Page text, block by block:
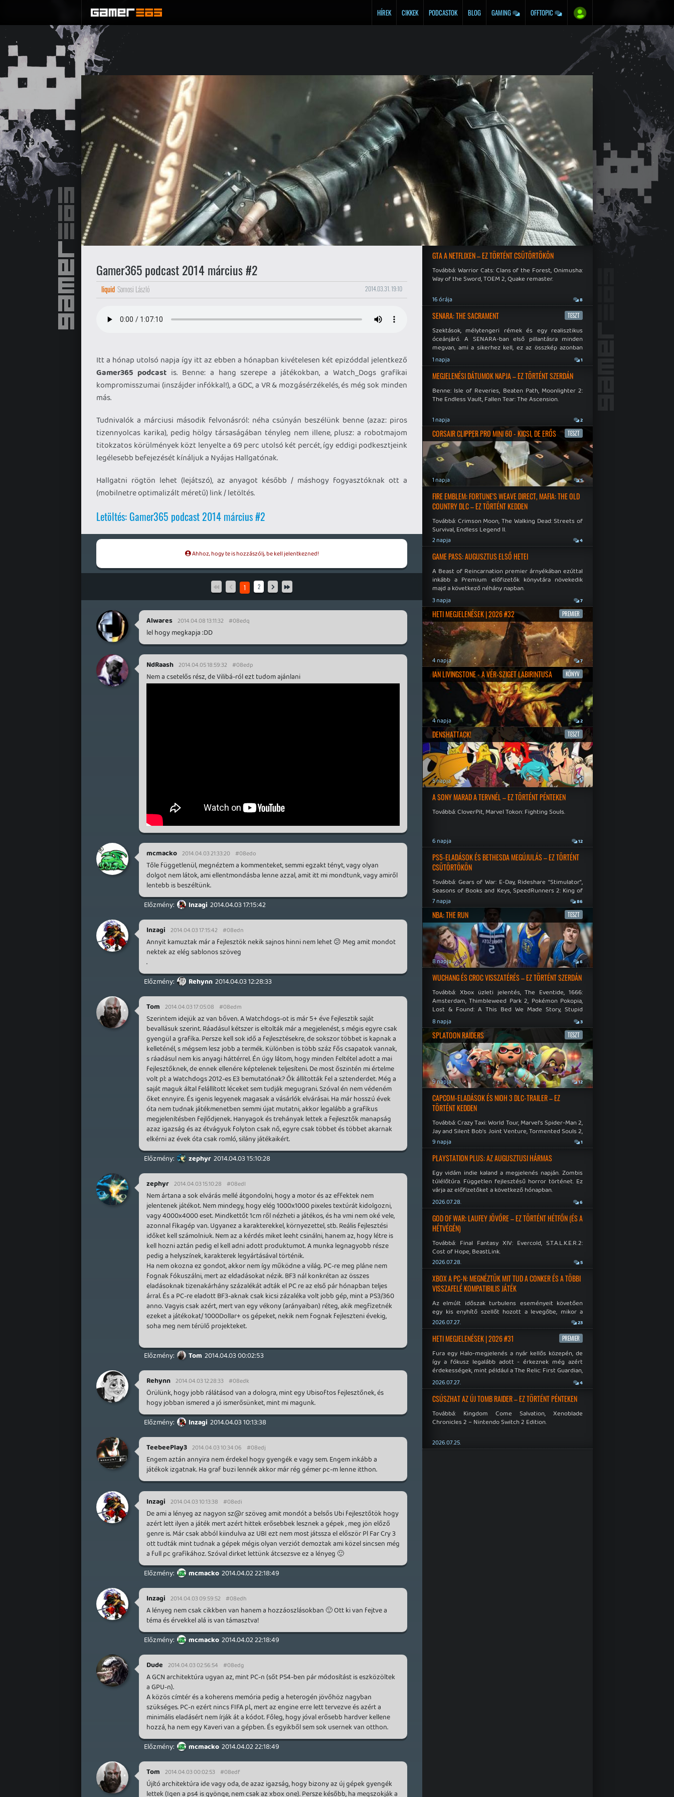
HÍREK CIKKEK PODCASTOK BLOG GAMING OFFTOPIC
Gamer365 podcast 2014 március #2
liquid Somosi László 2014.03.31. 19:10
Itt a hónap utolsó napja így itt az ebben a hónapban kivételesen két epizóddal jelentkező
Gamer365 podcastis. Benne: a hang szerepe a játékokban, a Watch_Dogs grafikai
kompromisszumai (inszájder infókkal!), a GDC, a VR & mozgásérzékelés, és még sok minden
más.
Tudnivalók a márciusi második felvonásról: néha csúnyán beszélünk benne (azaz: piros
tizennyolcas karika), pedig hölgy társaságában tényleg nem illene, plusz: a robotmajom
titokzatos körülmények közt lenyelte a 69 perc utolsó két percét, így eddigi podkesztjeink
legélesebb befejezését kínáljuk a Nyájas Hallgatónak.
Hallgatni rögtön lehet (lejátszó), az anyagot később / máshogy fogyasztóknak ott a
(mobilnetre optimalizált méretű) link / letöltés.
Letöltés: Gamer365 podcast 2014 március #2
Ahhoz, hogy te is hozzászólj, be kell jelentkezned!
1 2
Alwares 2014.04.08 13:11:32 #08edq
lel hogy megkapja :DD
NdRaash 2014.04.05 18:59:32 #08edp
Nem a csetelős rész, de Vilibá-ról ezt tudom ajánlani
mcmacko 2014.04.03 21:33:20 #08edo
Tőle függetlenül, megnéztem a kommenteket, semmi egzakt tényt, vagy olyan
dolgot nem látok, ami ellentmondásba lenne azzal, amit itt mi mondtunk, vagy amiről
lentebb is beszéltünk.
Inzagi 2014.04.03 17:15:42
Inzagi 2014.04.03 17:15:42 #08edn
Annyit kamuztak már a fejlesztök nekik sajnos hinni nem lehet 😕 Meg amit mondot
nektek az elég sablonos szöveg
.
Rehynn 2014.04.03 12:28:33
Tom 2014.04.03 17:05:08 #08edm
Szerintem idejük az van bőven. A Watchdogs-ot is már 5+ éve fejlesztik saját
bevallásuk szerint. Ráadásul kétszer is eltolták már a megjelenést, s mégis egyre csak
gyengül a grafika. Persze kell sok idő a fejlesztésekre, de sokszor többet is kapnak a
kelleténél, s mégsem lesz jobb a termék. Különben is több száz fős csapatok vannak,
s ráadásul nem kis anyagi háttérrel. Én úgy látom, hogy minden feltétel adott a mai
fejlesztőknek, de ennek ellenére képtelenek teljesíteni. De most őszintén mi értelme
volt pl: a Watchdogs 2012-es E3 bemutatónak? Ők állították fel a sztenderdet. Még a
saját maguk által felállított léceket sem tudják megugrani. Szóval én nem védeném
őket ennyire. És igenis legyenek magasak a vásárlók elvárásai. Ha már hosszú évek
óta nem tudnak játékmenetben semmi újat mutatni, akkor legalább a grafikus
megjelenítésben fejlődjenek. Hanyagok és trehányak lettek a fejlesztők manapság
azaz igazság és az étvágyuk folyton csak nő, egyre csak többet és többet akarnak
elkérni az évek óta csak romló, silány játékaikért.
zephyr 2014.04.03 15:10:28
zephyr 2014.04.03 15:10:28 #08edl
Nem ártana a sok elvárás mellé átgondolni, hogy a motor és az effektek nem
jelentenek játékot. Nem mindegy, hogy elég 1000x1000 pixeles textúrát kidolgozni,
vagy 4000x4000 eset. Mindkettőt 1cm ről nézheti a játékos, és ha vmi nem oké vele,
azonnal fikagép van. Ugyanez a karakterekkel, környezettel, stb. Reális fejlesztési
időket kell számolniuk. Nem az a kérdés miket leeht csinálni, hanem az, hogy létre is
kell hozni aztán pedig el kell adni adott produktumot. A munka legnagyobb része
pedig a helyszínek, karakterek legyártásával történik.
Ha nem okozna ez gondot, akkor nem így működne a világ. PC-re meg pláne nem
fognak fókuszálni, mert az eldadásokat nézik. BF3 nál konkrétan az összes
eladásoknak tizenakárhány százalékát adták el PC re az első pár hónapban teljes
árral. És a PC-re eladott BF3-aknak csak kicsi zázaléka volt jobb gép, mint a PS3/360
anno. Vagyis csak azért, mert van egy vékony (arányaiban) réteg, akik megfizetnék
ezeket a játékokat/ 1000Dollar+ os gépeket, nekik nem fognak fejleszteni évekig,
soha meg nem térülő projekteket.
Tom 2014.04.03 00:02:53
Rehynn 2014.04.03 12:28:33 #08edk
Örülünk, hogy jobb rálátásod van a dologra, mint egy Ubisoftos fejlesztőnek, és
hogy jobban ismered a jó ismerősünket, mint mi magunk.
Inzagi 2014.04.03 10:13:38
TeebeePlay3 2014.04.03 10:34:06 #08edj
Engem aztán annyira nem érdekel hogy gyengék e vagy sem. Engem inkább a
játékok izgatnak. Ha graf buzi lennék akkor már rég gémer pc-m lenne itthon.
Inzagi 2014.04.03 10:13:38 #08edi
De ami a lényeg az nagyon sz@r szöveg amit mondót a belsős Ubi fejlesztőtök hogy
azért lett ilyen a játék mert azért hittek erősebbek lesznek a gépek , meg jön előző
genre is. Már csak abból kiindulva az UBI ezt nem most játssza el először Pl Far Cry 3
ott tudták mint tudnak a gépek mégis olyan verziót demoztak ami közel sincsen még
a full pc grafikához. Szóval dirket lettünk átcsezsve ez a lényeg 🙂
mcmacko 2014.04.02 22:18:49
Inzagi 2014.04.03 09:59:52 #08edh
A lényeg nem csak cikkben van hanem a hozzáoszlásokban 🙂 Ott ki van fejtve a
téma és érvekkel alá is van támasztva!
mcmacko 2014.04.02 22:18:49
Dude 2014.04.03 02:56:54 #08edg
A GCN architektúra ugyan az, mint PC-n (sőt PS4-ben pár módosítást is eszközöltek
a GPU-n).
A közös címtér és a koherens memória pedig a heterogén jövőhöz nagyban
szükséges. PC-n ezért nincs FIFA pl., mert az engine erre lett tervezve és azért a
minimális eladásért nem írják át a kódot. Főleg, hogy jóval erősebb hardver kellene
hozzá, ha nem egy Kaveri van a gépben. És egyikből sem sok usernek van otthon.
mcmacko 2014.04.02 22:18:49
Tom 2014.04.03 00:02:53 #08edf
Újító architektúra ide vagy oda, de azaz igazság, hogy bizony az új gépek gyengék
lettek (Igen a ps4 is gyönge, nem csak az xbox one). Persze később, ha megszokják a
GTA A NETFLIXEN – EZ TÖRTÉNT CSÜTÖRTÖKÖN
Továbbá: Warrior Cats: Clans of the Forest, Onimusha:
Way of the Sword, TOEM 2, Quake remaster.
16 órája 8
SENARA: THE SACRAMENT TESZT
Szektások, mélytengeri rémek és egy realisztikus
óceánjáró. A SENARA-ban első pillantásra minden
megvan, ami a sikerhez kell, ez az összkép azonban
becsapós.
1 napja 1
MEGJELENÉSI DÁTUMOK NAPJA – EZ TÖRTÉNT SZERDÁN
Benne: Isle of Reveries, Beaten Path, Moonlighter 2:
The Endless Vault, Fallen Tear: The Ascension.
1 napja 2
CORSAIR CLIPPER PRO MINI 60 - KICSI, DE ERŐS TESZT
1 napja 5
FIRE EMBLEM: FORTUNE'S WEAVE DIRECT, MAFIA: THE OLD
COUNTRY DLC – EZ TÖRTÉNT KEDDEN
Továbbá: Crimson Moon, The Walking Dead: Streets of
Survival, Endless Legend II.
2 napja 4
GAME PASS: AUGUSZTUS ELSŐ HETEI
A Beast of Reincarnation premier árnyékában ezúttal
inkább a Premium előfizetők könyvtára növekedik
majd a következő néhány napban.
3 napja 7
HETI MEGJELENÉSEK | 2026 #32 PREMIER
4 napja 7
IAN LIVINGSTONE - A VÉR-SZIGET LABIRINTUSA KÖNYV
4 napja 2
DENSHATTACK! TESZT
5 napja 9
A SONY MARAD A TERVNÉL – EZ TÖRTÉNT PÉNTEKEN
Továbbá: CloverPit, Marvel Tokon: Fighting Souls.
6 napja 12
PS5-ELADÁSOK ÉS BETHESDA MEGÚJULÁS – EZ TÖRTÉNT
CSÜTÖRTÖKÖN
Továbbá: Gears of War: E-Day, Rideshare "Stimulator",
Seasons of Books and Keys, SpeedRunners 2: King of
Speed.
7 napja 86
NBA: THE RUN TESZT
8 napja 6
WUCHANG ÉS CROC VISSZATÉRÉS – EZ TÖRTÉNT SZERDÁN
Továbbá: Xbox üzleti jelentés, The Eventide, 1666:
Amsterdam, Thimbleweed Park 2, Pokémon Pokopia,
Lost & Found: A This Bed We Made Story, Stupid
Never Dies.
8 napja 3
SPLATOON RAIDERS TESZT
9 napja 12
CAPCOM-ELADÁSOK ÉS NIOH 3 DLC-TRAILER – EZ
TÖRTÉNT KEDDEN
Továbbá: Crazy Taxi: World Tour, Marvel's Spider-Man 2,
Jay and Silent Bob's Joint Venture, Tormented Souls 2,
No More Room in Hell, Slain 2: The Beast Within.
9 napja 1
PLAYSTATION PLUS: AZ AUGUSZTUSI HÁRMAS
Egy vidám indie kaland a megjelenés napján. Zombis
túlélőtúra. Független fejlesztésű horror történet. Ez
várja az előfizetőket a következő hónapban.
2026.07.28. 6
GOD OF WAR: LAUFEY JÖVŐRE – EZ TÖRTÉNT HÉTFŐN (ÉS A
HÉTVÉGÉN)
Továbbá: Final Fantasy XIV: Evercold, S.T.A.L.K.E.R.2:
Cost of Hope, BeastLink.
2026.07.28. 5
XBOX A PC-N: MEGNÉZTÜK MIT TUD A CONKER ÉS A TÖBBI
VISSZAFELÉ KOMPATIBILIS JÁTÉK
Az elmúlt időszak turbulens eseményeit követően
egy kis enyhítő szellőt hozott a levegőbe, mikor a
Microsoft bejelentette, hogy PC-re is kiterjesztik az
Xbox Original visszafelé kompatibilitást. Lássuk,
meddig jutottak...
2026.07.27. 23
HETI MEGJELENÉSEK | 2026 #31 PREMIER
Fura egy Halo-megjelenés a nyár kellős közepén, de
így a fókusz legalább adott - érkeznek még azért
érdekességek, mint például a The Relic: First Guardian,
a Xenoblade Chronicles 2 és a Dispatch új átiratai vagy
éppen a Mistfall Hunter
2026.07.27. 4
CSÚSZHAT AZ ÚJ TOMB RAIDER – EZ TÖRTÉNT PÉNTEKEN
Továbbá: Kingdom Come Salvation, Xenoblade
Chronicles 2 – Nintendo Switch 2 Edition.
2026.07.25.